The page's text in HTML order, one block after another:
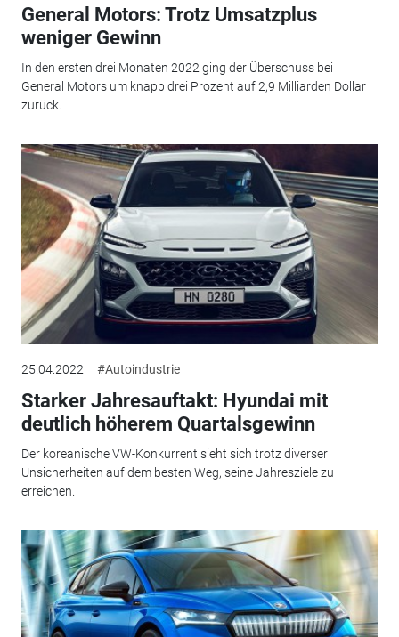
General Motors: Trotz Umsatzplus
weniger Gewinn
In den ersten drei Monaten 2022 ging der Überschuss bei
General Motors um knapp drei Prozent auf 2,9 Milliarden Dollar
zurück.
25.04.2022 #Autoindustrie
Starker Jahresauftakt: Hyundai mit
deutlich höherem Quartalsgewinn
Der koreanische VW-Konkurrent sieht sich trotz diverser
Unsicherheiten auf dem besten Weg, seine Jahresziele zu
erreichen.